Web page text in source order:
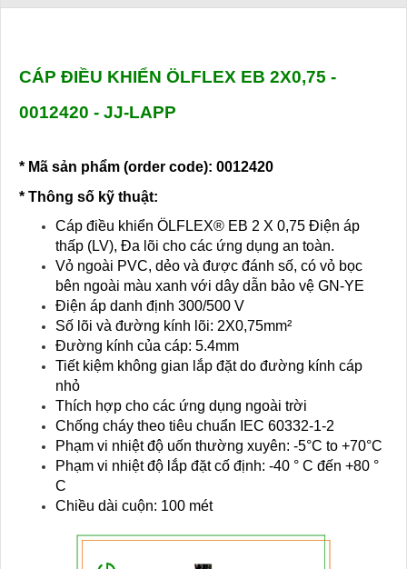
CÁP ĐIỀU KHIỂN ÖLFLEX EB 2X0,75 -
0012420 - JJ-LAPP
* Mã sản phẩm (order code): 0012420
* Thông số kỹ thuật:
Cáp điều khiển ÖLFLEX® EB 2 X 0,75 Điện áp
thấp (LV), Đa lõi cho các ứng dụng an toàn.
Vỏ ngoài PVC, dẻo và được đánh số, có vỏ bọc
bên ngoài màu xanh với dây dẫn bảo vệ GN-YE
Điện áp danh định 300/500 V
Số lõi và đường kính lõi: 2X0,75mm²
Đường kính của cáp: 5.4mm
Tiết kiệm không gian lắp đặt do đường kính cáp
nhỏ
Thích hợp cho các ứng dụng ngoài trời
Chống cháy theo tiêu chuẩn IEC 60332-1-2
Phạm vi nhiệt độ uốn thường xuyên: -5°C to +70°C
Phạm vi nhiệt độ lắp đặt cố định: -40 ° C đến +80 °
C
Chiều dài cuộn: 100 mét